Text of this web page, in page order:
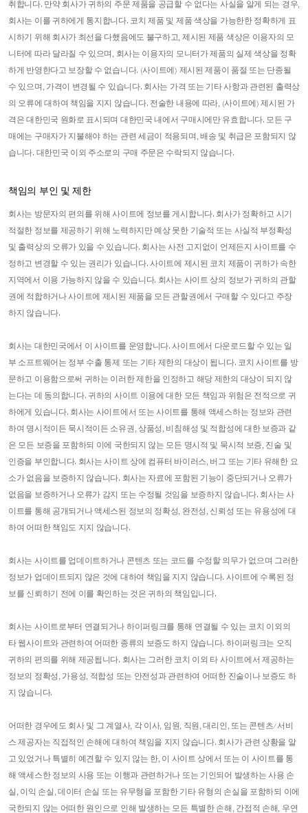
취합니다. 만약 회사가 귀하의 주문 제품을 공급할 수 없다는 사실을 알게 되는 경우,
회사는 이를 귀하에게 통지합니다. 코치 제품 및 제품 색상을 가능한한 정확하게 표
시하기 위해 회사가 최선을 다했음에도 불구하고, 제시된 제품 색상은 이용자의 모
니터에 따라 달라질 수 있으며, 회사는 이용자의 모니터가 제품의 실제 색상을 정확
하게 반영한다고 보장할 수 없습니다. (사이트에) 제시된 제품이 품절 또는 단종될
수 있으며, 가격이 변경될 수 있습니다. 회사는 가격 또는 기타 사항과 관련된 출력상
의 오류에 대하여 책임을 지지 않습니다. 전술한 내용에 따라, (사이트에) 제시된 가
격은 대한민국 원화로 표시되며 대한민국 내에서 구매시에만 유효합니다. 모든 구
매에는 구매자가 지불해야 하는 관련 세금이 적용되며, 배송 및 취급은 포함되지 않
습니다. 대한민국 이외 주소로의 구매 주문은 수락되지 않습니다.
책임의 부인 및 제한
회사는 방문자의 편의를 위해 사이트에 정보를 게시합니다. 회사가 정확하고 시기
적절한 정보를 제공하기 위해 노력하지만 예상 못한 기술적 또는 사실적 부정확성
및 출력상의 오류가 있을 수 있습니다. 회사는 사전 고지없이 언제든지 사이트를 수
정하고 변경할 수 있는 권리가 있습니다. 사이트에 제시된 코치 제품이 귀하가 속한
지역에서 이용 가능하지 않을 수 있습니다. 회사는 사이트 상의 정보가 귀하의 관할
권에 적합하거나 사이트에 제시된 제품을 모든 관할권에서 구매할 수 있다고 주장
하지 않습니다.
회사는 대한민국에서 이 사이트를 운영합니다. 사이트에서 다운로드할 수 있는 일
부 소프트웨어는 정부 수출 통제 또는 기타 제한의 대상이 됩니다. 코치 사이트를 방
문하고 이용함으로써 귀하는 이러한 제한을 인정하고 해당 제한의 대상이 되지 않
는다는 데 동의합니다. 귀하의 사이트 이용에 대한 모든 책임과 위험은 전적으로 귀
하에게 있습니다. 회사는 사이트에서 또는 사이트를 통해 액세스하는 정보와 관련
하여 명시적이든 묵시적이든 소유권, 상품성, 비침해성 및 적합성에 대한 보증과 같
은 모든 보증을 포함하되 이에 국한되지 않는 모든 명시적 및 묵시적 보증, 진술 및
인증을 부인합니다. 회사는 사이트 상에 컴퓨터 바이러스, 버그 또는 기타 유해한 요
소가 없음을 보증하지 않습니다. 회사는 자료에 포함된 기능이 중단되거나 오류가
없음을 보증하거나 오류가 감지 또는 수정될 것임을 보증하지 않습니다. 회사는 사
이트를 통해 공개되거나 액세스된 정보의 정확성, 완전성, 신뢰성 또는 유용성에 대
하여 어떠한 책임도 지지 않습니다.
회사는 사이트를 업데이트하거나 콘텐츠 또는 코드를 수정할 의무가 없으며 그러한
정보가 업데이트되지 않은 것에 대하여 책임을 지지 않습니다. 사이트에 수록된 정
보를 신뢰하기 전에 이를 확인하는 것은 귀하의 책임입니다.
회사는 사이트로부터 연결되거나 하이퍼링크를 통해 연결될 수 있는 코치 이외의
타 웹사이트와 관련하여 어떠한 종류의 보증도 하지 않습니다. 하이퍼링크는 오직
귀하의 편의를 위해 제공됩니다. 회사는 그러한 코치 이외 타 사이트에서 제공하는
정보의 정확성, 가용성, 적합성 또는 안전성과 관련하여 어떠한 진술이나 보증도 하
지 않습니다.
어떠한 경우에도 회사 및 그 계열사, 각 이사, 임원, 직원, 대리인, 또는 콘텐츠/서비
스 제공자는 직접적인 손해에 대하여 책임을 지지 않습니다. 회사가 관련 상황을 알
고 있었거나 특별히 예견할 수 있지 않는 한, 이 사이트 상에서 또는 이 사이트를 통
해 액세스한 정보의 사용 또는 이행과 관련하거나 또는 기인되어 발생하는 사용 손
실, 이익 손실, 데이터 손실 또는 유무형을 포함한 기타 유형의 손실을 포함하되 이에
국한되지 않는 어떠한 원인으로 인해 발생하는 모든 특별한 손해, 간접적 손해, 우연